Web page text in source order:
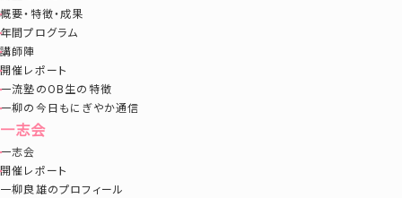
概要・特徴・成果
年間プログラム
講師陣
開催レポート
一流塾のOB生の特徴
一柳の今日もにぎやか通信
一志会
一志会
開催レポート
一柳良雄のプロフィール